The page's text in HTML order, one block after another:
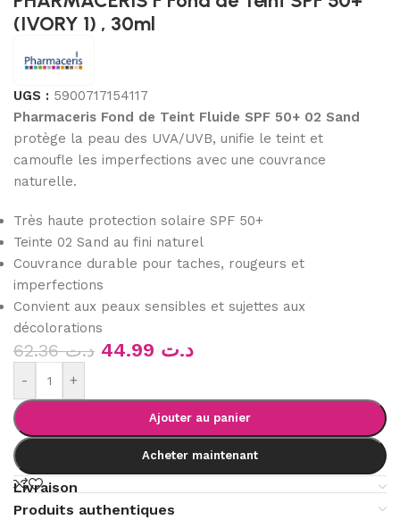
(IVORY 1) , 30ml
UGS : 5900717154117
Pharmaceris Fond de Teint Fluide SPF 50+ 02 Sand
protège la peau des UVA/UVB, unifie le teint et
camoufle les imperfections avec une couvrance
naturelle.
Très haute protection solaire SPF 50+
Teinte 02 Sand au fini naturel
Couvrance durable pour taches, rougeurs et
imperfections
Convient aux peaux sensibles et sujettes aux
décolorations
د.ت62.36 د.ت
- +
Ajouter au panier
Acheter maintenant
Livraison
Produits authentiques